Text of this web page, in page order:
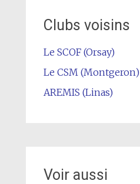
Clubs voisins
Le SCOF (Orsay)
Le CSM (Montgeron)
AREMIS (Linas)
Voir aussi